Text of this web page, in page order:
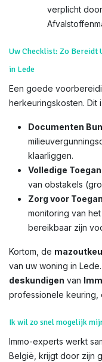
verplicht
Uw Checklist: Zo Bereidt
in Lede
Een goede
herkeuringskosten. Dit
Documenten
klaarliggen.
Volledige
van obstakels
Zorg voor
monitoring van
bereikbaar zijn
Kortom, de
van uw woning in
deskundigen van
professionele keuring,
Ik wil zo snel mogelijk
Immo-experts werkt
België, krijgt door zijn